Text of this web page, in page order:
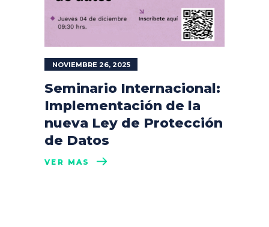
NOVIEMBRE 26, 2025
Seminario Internacional:
Implementación de la
nueva Ley de Protección
de Datos
VER MÁS